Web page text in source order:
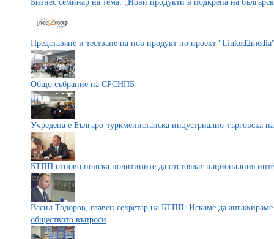
Бизнес семинар на тема: „Нови продукти в подкрепа на
Представяне и тестване на нов продукт по проект
Общо събрание на СРСНПБ
Учредена е Българо-туркменистанска индустриално-търговска
БТПП отново поиска политиците да отстояват националния
Васил Тодоров, главен секретар на БТПП: Искаме да
обществото въпроси